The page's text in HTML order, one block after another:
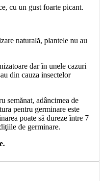
cu un gust foarte picant.
naturală, plantele nu au
dar în unele cazuri
din cauza insectelor
semănat, adâncimea de
pentru germinare este
poate să dureze între 7
de germinare.